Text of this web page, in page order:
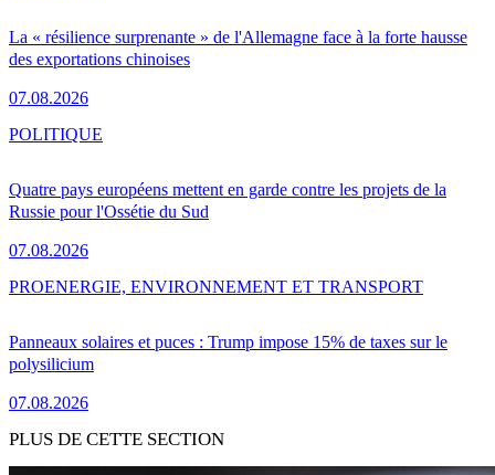
La « résilience surprenante » de l'Allemagne face à la forte hausse
des exportations chinoises
07.08.2026
Quatre pays européens mettent en garde contre les projets de la
Russie pour l'Ossétie du Sud
07.08.2026
POLITIQUE
Panneaux solaires et puces : Trump impose 15% de taxes sur le
polysilicium
07.08.2026
PROENERGIE, ENVIRONNEMENT ET TRANSPORT
PLUS DE CETTE SECTION